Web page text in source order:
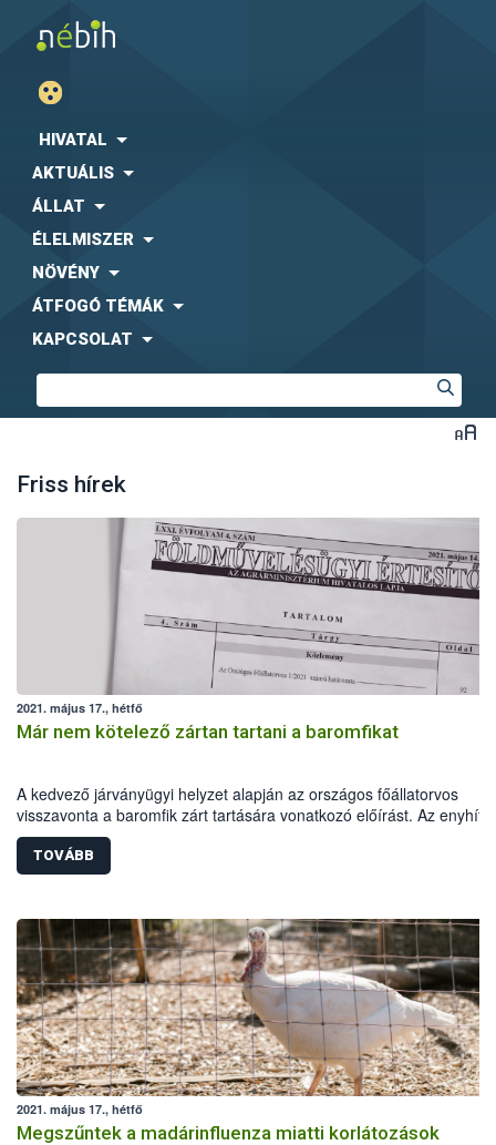
HIVATAL
AKTUÁLIS
ÁLLAT
ÉLELMISZER
NÖVÉNY
ÁTFOGÓ TÉMÁK
KAPCSOLAT
Friss hírek
2021. május 17., hétfő
Már nem kötelező zártan tartani a baromfikat
A kedvező járványügyi helyzet alapján az országos főállatorvos
visszavonta a baromfik zárt tartására vonatkozó előírást. Az enyhítő
intézkedés részleges, hiszen az állatok zártan etetése és itatása
továbbra is kötelező marad. Fontos, hogy az állattartók a jövőben is
betartsák a járványvédelmi minimumfeltételeket, hiszen csak ezzel a
madárinfluenza újból megjelenjen hazánkban.
TOVÁBB
2021. május 17., hétfő
Megszűntek a madárinfluenza miatti korlátozások